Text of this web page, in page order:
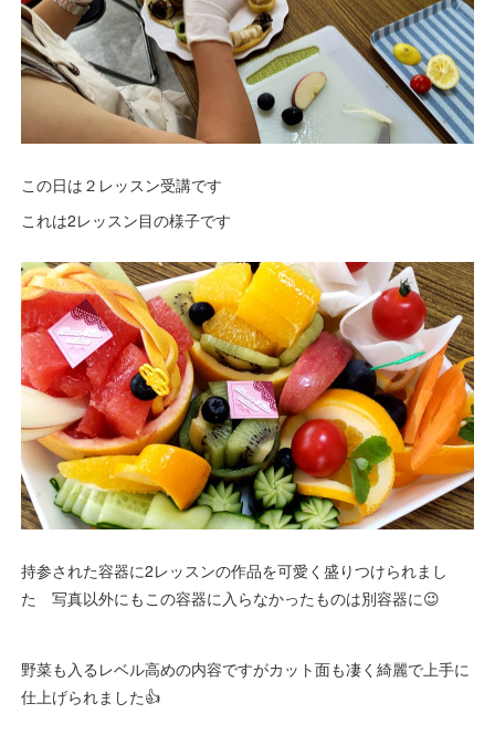
この日は２レッスン受講です
これは2レッスン目の様子です
持参された容器に2レッスンの作品を可愛く盛りつけられまし
た 写真以外にもこの容器に入らなかったものは別容器に😉
野菜も入るレベル高めの内容ですがカット面も凄く綺麗で上手に
仕上げられました👍